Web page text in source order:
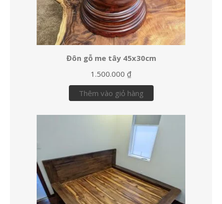
Đôn gỗ me tây 45x30cm
1.500.000 ₫
Thêm vào giỏ hàng